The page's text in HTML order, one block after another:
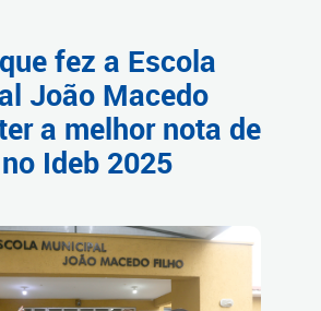
fez a Escola
João Macedo
a melhor nota de
Ideb 2025